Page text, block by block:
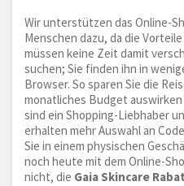
Wir unterstützen das Online-
Menschen dazu, da die
müssen keine Zeit damit
suchen; Sie finden ihn in
Browser. So sparen Sie die
monatliches Budget
sind ein Shopping-Liebhaber
erhalten mehr Auswahl an
Sie in einem physischen
noch heute mit dem Online-
nicht, die Gaia Skincare